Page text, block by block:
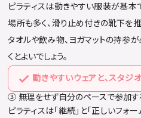
ピラティスは動きやすい服装が基本
場所も多く、滑り止め付きの靴下を
タオルや飲み物、ヨガマットの持参
くとよいでしょう。
動きやすいウェアと、スタジ
③ 無理をせず自分のペースで参加す
ピラティスは「継続」と「正しいフォ